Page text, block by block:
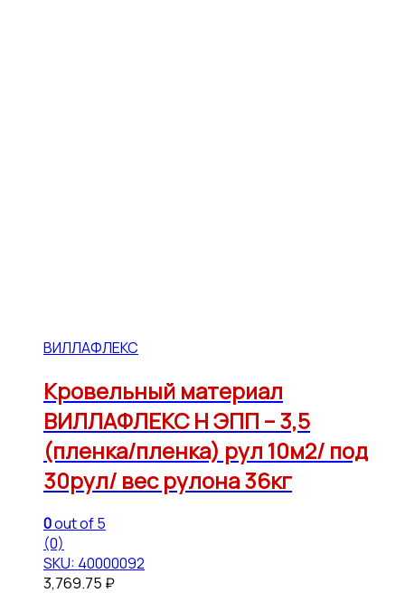
ВИЛЛАФЛЕКС
Кровельный материал
ВИЛЛАФЛЕКС Н ЭПП – 3,5
(пленка/пленка) рул 10м2/ под
30рул/ вес рулона 36кг
0out of 5
(0)
SKU: 40000092
3,769.75 ₽